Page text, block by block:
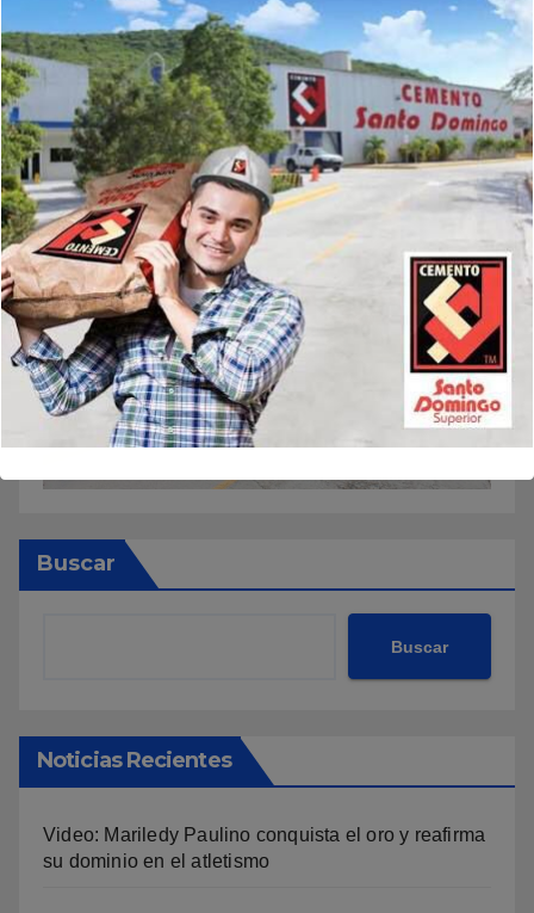
Buscar
Buscar
Noticias Recientes
Video: Mariledy Paulino conquista el oro y reafirma
su dominio en el atletismo